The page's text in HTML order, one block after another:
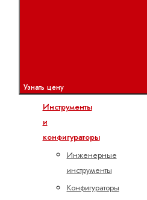
Инструменты
и
конфигураторы
Инженерные
инструменты
Конфигураторы
Узнать цену